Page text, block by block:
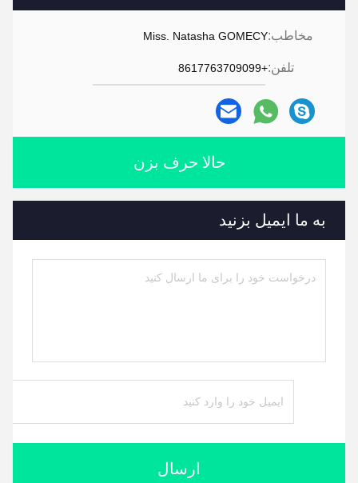
مخاطب:Miss. Natasha GOMECY
تلفن:+8617763709099
حالا حرف بزن
به ما ایمیل بزنید
ارسال